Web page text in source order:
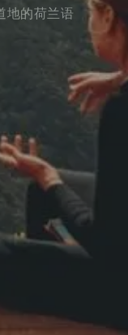
地的荷兰语